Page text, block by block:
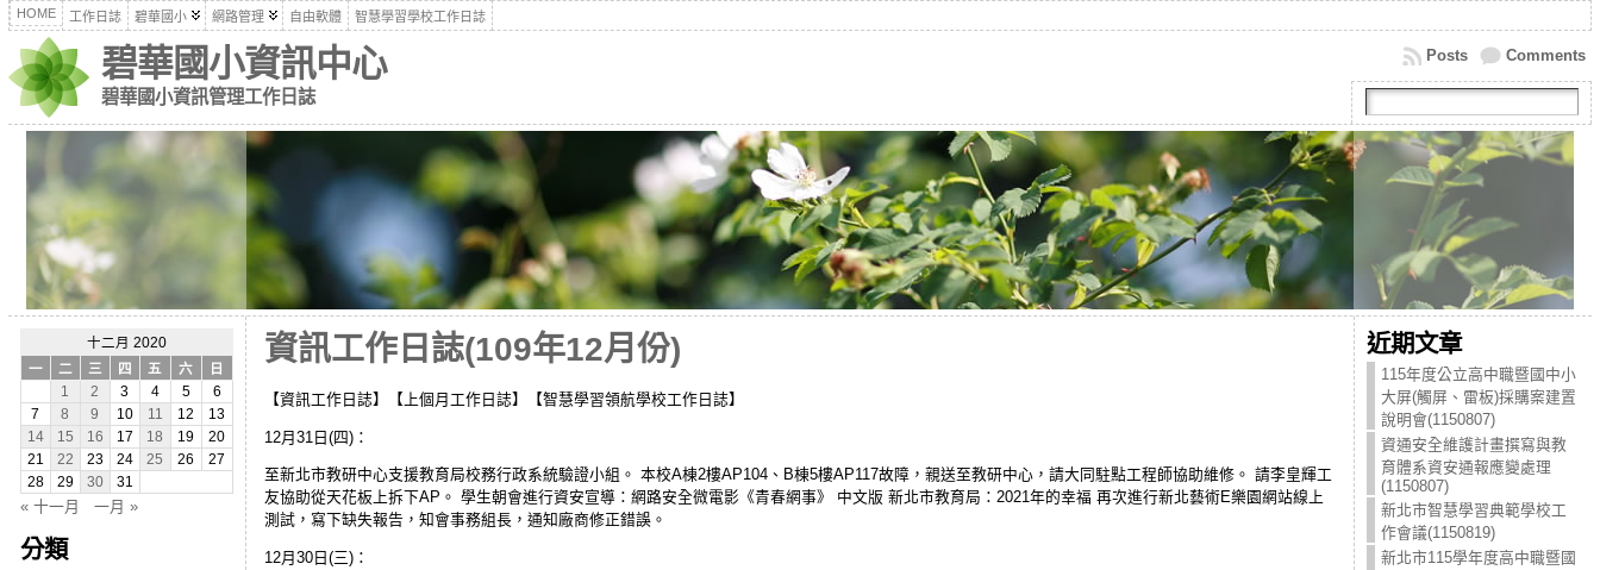
HOME 工作日誌 碧華國小 網路管理 自由軟體 智慧學習學校工作日誌
碧華國小資訊中心
碧華國小資訊管理工作日誌
Comments
Posts
十二月 2020
一
二 三 四 五 六
日
1
2 3 4 5
6
7
8 9 10 11 12
13
14
15 16 17 18 19
20
21
22 23 24 25 26
27
28
29 30 31
« 十一月 一月 »
分類
資訊工作日誌(109年12月份)
【資訊工作日誌】【上個月工作日誌】【智慧學習領航學校工作日誌】
12月31日(四)：
至新北市教研中心支援教育局校務行政系統驗證小組。 本校A棟2樓AP104、B棟5樓AP117故障，親送至教研中心，請大同駐點工程師協助維修。 請李皇輝工
友協助從天花板上拆下AP。 學生朝會進行資安宣導：網路安全微電影《青春網事》 中文版 新北市教育局：2021年的幸福 再次進行新北藝術E樂園網站線上
測試，寫下缺失報告，知會事務組長，通知廠商修正錯誤。
12月30日(三)：
近期文章
115年度公立高中職暨國中小
大屏(觸屏、雷板)採購案建置
說明會(1150807)
資通安全維護計畫撰寫與教
育體系資安通報應變處理
(1150807)
新北市智慧學習典範學校工
作會議(1150819)
新北市115學年度高中職暨國